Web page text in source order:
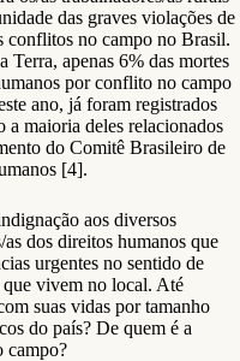
das graves violações de
conflitos no campo no Brasil.
Terra, apenas 6% das mortes
por conflito no campo
ano, já foram registrados
a maioria deles relacionados
do Comitê Brasileiro de
[4].
aos diversos
dos direitos humanos que
urgentes no sentido de
que vivem no local. Até
suas vidas por tamanho
do país? De quem é a
campo?